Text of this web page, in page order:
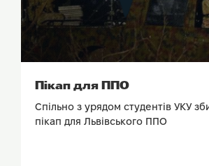
ПОДИВИТИСЬ ЗВІТ
Пікап для ППО
Спільно з урядом студентів УКУ
пікап для Львівського ППО